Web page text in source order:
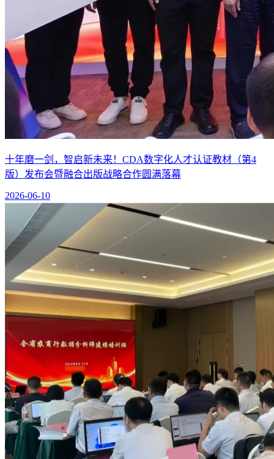
十年磨一剑，智启新未来！CDA数字化人才认证教材（第4
版）发布会暨融合出版战略合作圆满落幕
2026-06-10